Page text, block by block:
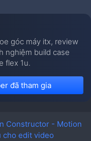
góc máy itx, review
nghiệm build case
flex 1u.
đã tham gia
Constructor - Motion
cho edit video